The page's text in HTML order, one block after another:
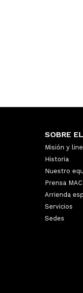
SOBRE
Misión y
Historia
Nuestro
Prensa MAC
Arrienda
Servicios
Sedes